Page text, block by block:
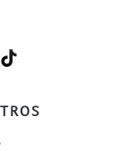
–
WELIFE–